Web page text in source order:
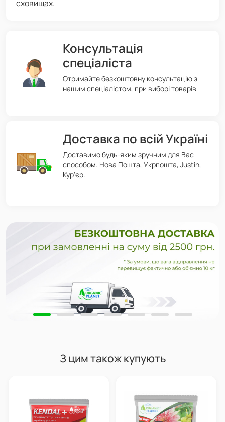
сховищах.
Консультація
спеціаліста
Отримайте безкоштовну консультацію з
нашим спеціалістом, при виборі товарів
Доставка по всій Україні
Доставимо будь-яким зручним для Вас
способом. Нова Пошта, Укрпошта, Justin,
Кур'єр.
З цим також купують